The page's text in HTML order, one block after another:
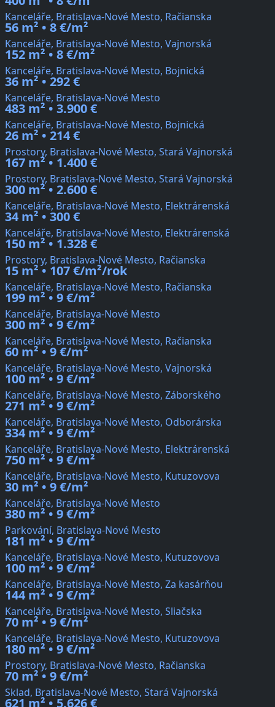
Kanceláře, Bratislava-Nové Mesto, Račianska
56 m² • 8 €/m²
Kanceláře, Bratislava-Nové Mesto, Vajnorská
152 m² • 8 €/m²
Kanceláře, Bratislava-Nové Mesto, Bojnická
36 m² • 292 €
Kanceláře, Bratislava-Nové Mesto
483 m² • 3.900 €
Kanceláře, Bratislava-Nové Mesto, Bojnická
26 m² • 214 €
Prostory, Bratislava-Nové Mesto, Stará Vajnorská
167 m² • 1.400 €
Prostory, Bratislava-Nové Mesto, Stará Vajnorská
300 m² • 2.600 €
Kanceláře, Bratislava-Nové Mesto, Elektrárenská
34 m² • 300 €
Kanceláře, Bratislava-Nové Mesto, Elektrárenská
150 m² • 1.328 €
Prostory, Bratislava-Nové Mesto, Račianska
15 m² • 107 €/m²/rok
Kanceláře, Bratislava-Nové Mesto, Račianska
199 m² • 9 €/m²
Kanceláře, Bratislava-Nové Mesto
300 m² • 9 €/m²
Kanceláře, Bratislava-Nové Mesto, Račianska
60 m² • 9 €/m²
Kanceláře, Bratislava-Nové Mesto, Vajnorská
100 m² • 9 €/m²
Kanceláře, Bratislava-Nové Mesto, Záborského
271 m² • 9 €/m²
Kanceláře, Bratislava-Nové Mesto, Odborárska
334 m² • 9 €/m²
Kanceláře, Bratislava-Nové Mesto, Elektrárenská
750 m² • 9 €/m²
Kanceláře, Bratislava-Nové Mesto, Kutuzovova
30 m² • 9 €/m²
Kanceláře, Bratislava-Nové Mesto
380 m² • 9 €/m²
Parkování, Bratislava-Nové Mesto
181 m² • 9 €/m²
Kanceláře, Bratislava-Nové Mesto, Kutuzovova
100 m² • 9 €/m²
Kanceláře, Bratislava-Nové Mesto, Za kasárňou
144 m² • 9 €/m²
Kanceláře, Bratislava-Nové Mesto, Sliačska
70 m² • 9 €/m²
Kanceláře, Bratislava-Nové Mesto, Kutuzovova
180 m² • 9 €/m²
Prostory, Bratislava-Nové Mesto, Račianska
70 m² • 9 €/m²
Sklad, Bratislava-Nové Mesto, Stará Vajnorská
621 m² • 5.626 €